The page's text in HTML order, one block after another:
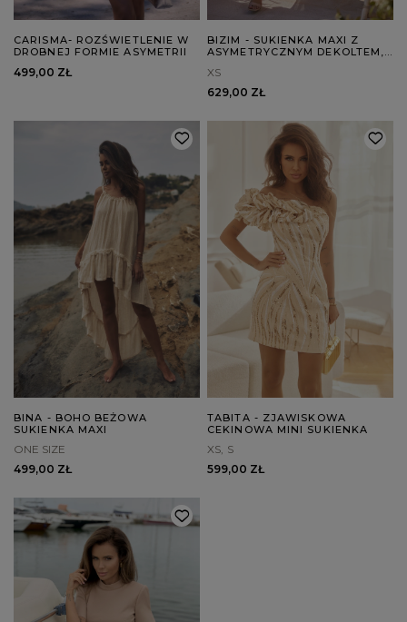
CARISMA- ROZŚWIETLENIE W
DROBNEJ FORMIE ASYMETRII
499,00 ZŁ
BIZIM - SUKIENKA MAXI Z
ASYMETRYCZNYM DEKOLTEM,
ELEGANCKIM ROZPORKIEM
XS
629,00 ZŁ
BINA - BOHO BEŻOWA
SUKIENKA MAXI
ONE SIZE
499,00 ZŁ
TABITA - ZJAWISKOWA
CEKINOWA MINI SUKIENKA
XS S
599,00 ZŁ